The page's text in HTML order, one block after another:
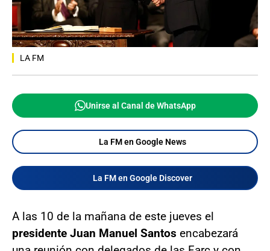
LA FM
Unirse al Canal de WhatsApp
La FM en Google News
La FM en Google Discover
A las 10 de la mañana de este jueves el
presidente Juan Manuel Santos encabezará